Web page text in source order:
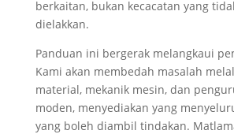
berkaitan, bukan kecacatan yang
dielakkan.
Panduan ini bergerak melangkaui
Kami akan membedah masalah
material, mekanik mesin, dan
moden, menyediakan yang
yang boleh diambil tindakan.